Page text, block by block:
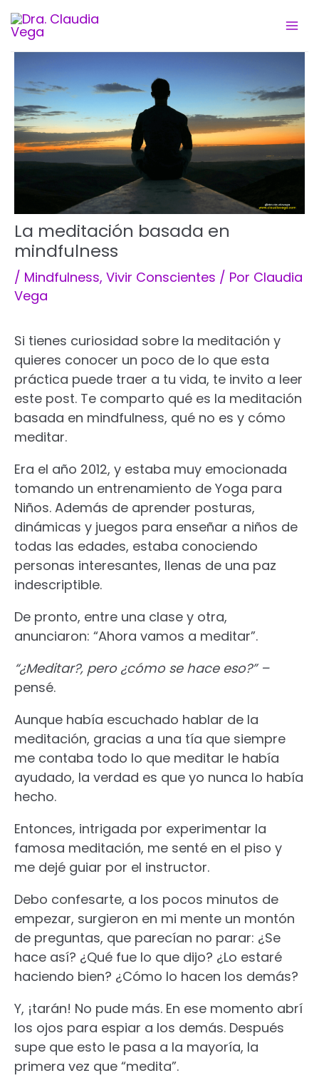
contenido
La meditación basada en
mindfulness
/ Mindfulness, Vivir Conscientes / Por Claudia
Vega
Si tienes curiosidad sobre la meditación y
quieres conocer un poco de lo que esta
práctica puede traer a tu vida, te invito a leer
este post. Te comparto qué es la meditación
basada en mindfulness, qué no es y cómo
meditar.
Era el año 2012, y estaba muy emocionada
tomando un entrenamiento de Yoga para
Niños. Además de aprender posturas,
dinámicas y juegos para enseñar a niños de
todas las edades, estaba conociendo
personas interesantes, llenas de una paz
indescriptible.
De pronto, entre una clase y otra,
anunciaron: “Ahora vamos a meditar”.
“¿Meditar?, pero ¿cómo se hace eso?” –
pensé.
Aunque había escuchado hablar de la
meditación, gracias a una tía que siempre
me contaba todo lo que meditar le había
ayudado, la verdad es que yo nunca lo había
hecho.
Entonces, intrigada por experimentar la
famosa meditación, me senté en el piso y
me dejé guiar por el instructor.
Debo confesarte, a los pocos minutos de
empezar, surgieron en mi mente un montón
de preguntas, que parecían no parar: ¿Se
hace así? ¿Qué fue lo que dijo? ¿Lo estaré
haciendo bien? ¿Cómo lo hacen los demás?
Y, ¡tarán! No pude más. En ese momento abrí
los ojos para espiar a los demás. Después
supe que esto le pasa a la mayoría, la
primera vez que “medita”.